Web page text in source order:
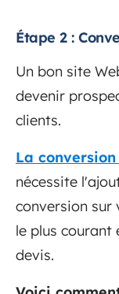
Étape 2 :
Un bon site
devenir
clients.
La
nécessite
conversion sur
le plus courant
devis.